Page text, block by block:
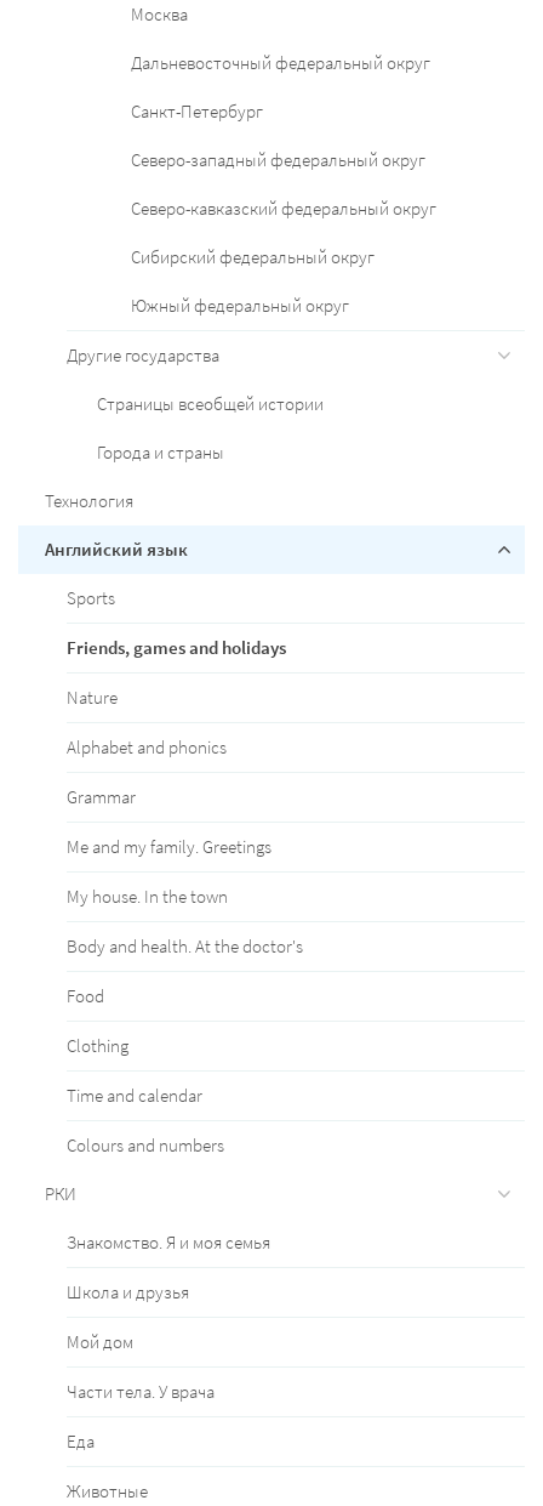
Москва
Дальневосточный федеральный округ
Санкт-Петербург
Северо-западный федеральный округ
Северо-кавказский федеральный округ
Сибирский федеральный округ
Южный федеральный округ
Другие государства
Страницы всеобщей истории
Города и страны
Технология
Английский язык
Sports
Friends, games and holidays
Nature
Alphabet and phonics
Grammar
Me and my family. Greetings
My house. In the town
Body and health. At the doctor's
Food
Clothing
Time and calendar
Сolours and numbers
РКИ
Знакомство. Я и моя семья
Школа и друзья
Мой дом
Части тела. У врача
Еда
Животные